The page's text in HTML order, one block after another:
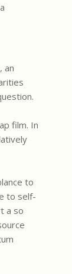
an
film. In
to
to self-
a so